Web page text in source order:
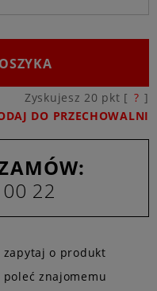
Zyskujesz20 pkt [ ? ]
DO PRZECHOWALNI
22
zapytaj o produkt
poleć znajomemu